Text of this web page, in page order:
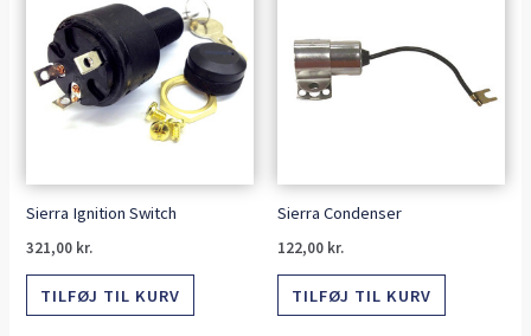
Sierra Ignition Switch
321,00 kr.
TILFØJ TIL KURV
Sierra Condenser
122,00 kr.
TILFØJ TIL KURV